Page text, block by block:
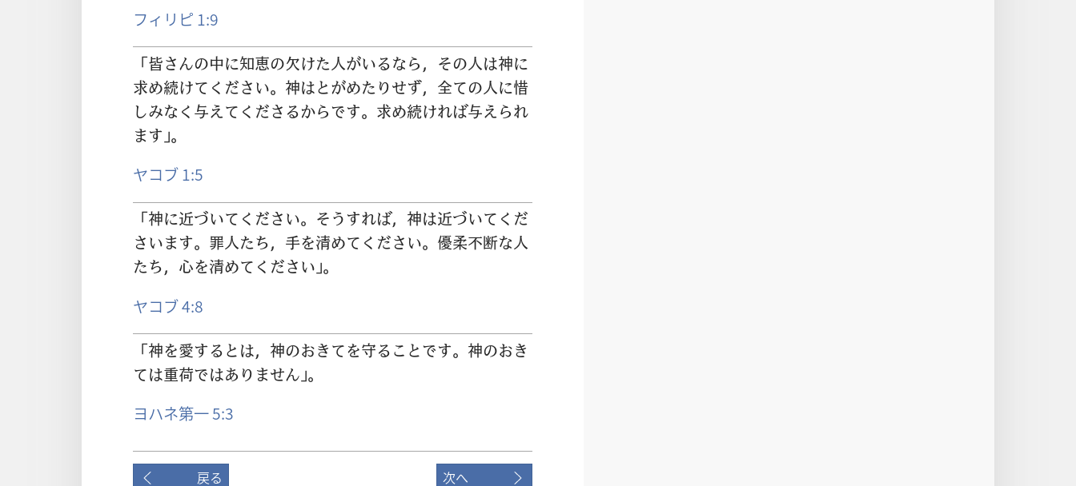
フィリピ 1:9
「皆さんの中に知恵の欠けた人がいるなら，その人は神に
求め続けてください。 神はとがめたりせず， 全ての人に惜
しみなく 与えてくださるからです。 求め続ければ与えられ
ます」。
ヤコブ 1:5
「神に近づいてください。そうすれば， 神は近づいてくだ
さいます。 罪人たち， 手を清めてください。 優柔不断な人
たち， 心を清めてください」。
ヤコブ 4:8
「神を愛するとは， 神のおきてを守ることです。 神のおき
ては重荷ではありません」。
ヨハネ第一 5:3
戻る 次へ